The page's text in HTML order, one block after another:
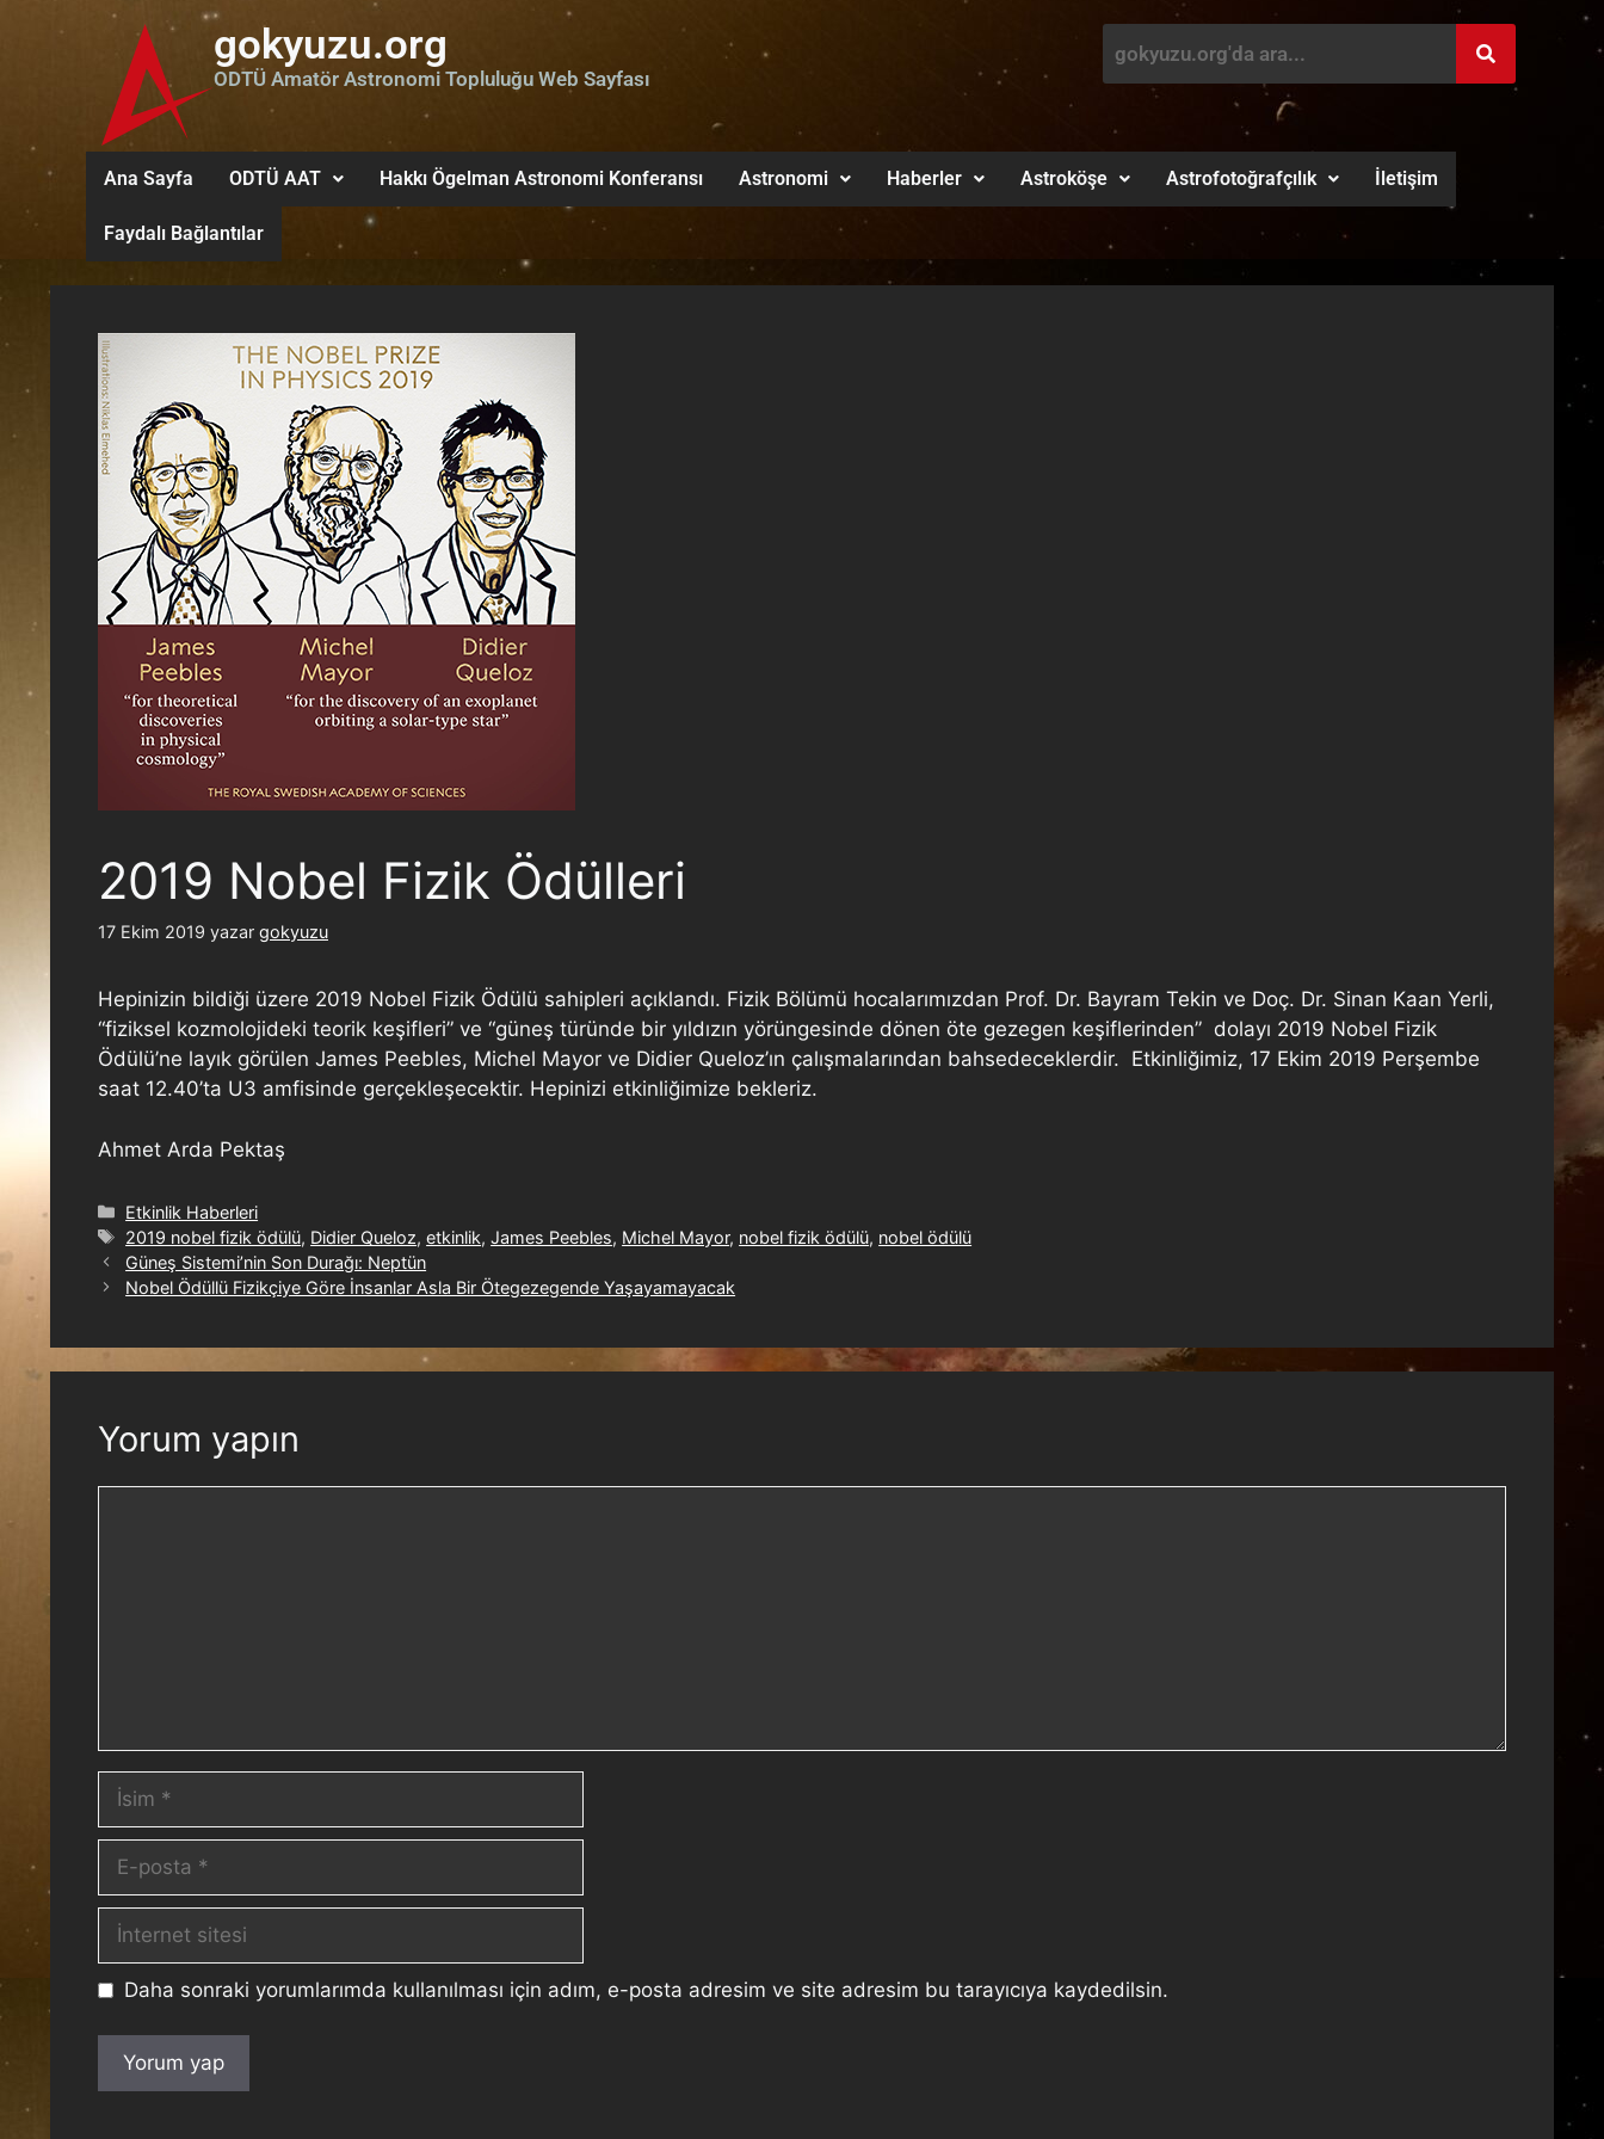
gokyuzu.org
ODTÜ Amatör Astronomi Topluluğu Web Sayfası
Ana Sayfa ODTÜ AAT Hakkı Ögelman Astronomi Konferansı Astronomi Haberler Astroköşe Astrofotoğrafçılık İletişim
Faydalı Bağlantılar
2019 Nobel Fizik Ödülleri
17 Ekim 2019 yazar gokyuzu
Hepinizin bildiği üzere 2019 Nobel Fizik Ödülü sahipleri açıklandı. Fizik Bölümü hocalarımızdan Prof. Dr. Bayram Tekin ve Doç. Dr. Sinan Kaan Yerli,
“fiziksel kozmolojideki teorik keşifleri” ve “güneş türünde bir yıldızın yörüngesinde dönen öte gezegen keşiflerinden” dolayı 2019 Nobel Fizik
Ödülü’ne layık görülen James Peebles, Michel Mayor ve Didier Queloz’ın çalışmalarından bahsedeceklerdir. Etkinliğimiz, 17 Ekim 2019 Perşembe
saat 12.40’ta U3 amfisinde gerçekleşecektir. Hepinizi etkinliğimize bekleriz.
Ahmet Arda Pektaş
Etkinlik Haberleri
2019 nobel fizik ödülü, Didier Queloz,etkinlik,James Peebles, Michel Mayor, nobel fizik ödülü, nobel ödülü
Güneş Sistemi’nin Son Durağı: Neptün
Nobel Ödüllü Fizikçiye Göre İnsanlar Asla Bir Ötegezegende Yaşayamayacak
Yorum yapın
Daha sonraki yorumlarımda kullanılması için adım, e-posta adresim ve site adresim bu tarayıcıya kaydedilsin.